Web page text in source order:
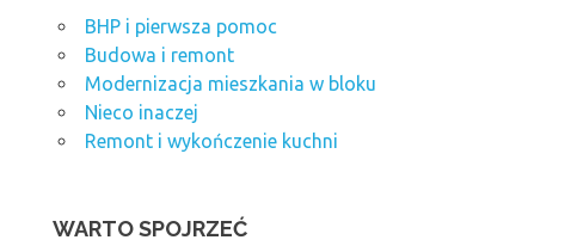
BHP i pierwsza pomoc
Budowa i remont
Modernizacja mieszkania w bloku
Nieco inaczej
Remont i wykończenie kuchni
WARTO SPOJRZEĆ